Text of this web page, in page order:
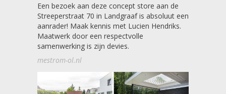
Een bezoek aan deze concept store aan de
Streeperstraat 70 in Landgraaf is absoluut een
aanrader! Maak kennis met Lucien Hendriks.
Maatwerk door een respectvolle
samenwerking is zijn devies.
mestrom-ol.nl